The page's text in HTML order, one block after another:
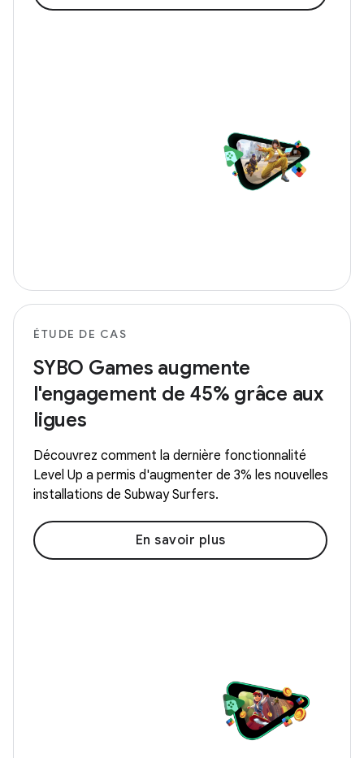
ÉTUDE DE CAS
SYBO Games augmente
l'engagement de 45% grâce aux
ligues
Découvrez comment la dernière fonctionnalité
Level Up a permis d'augmenter de 3% les nouvelles
installations de Subway Surfers.
En savoir plus